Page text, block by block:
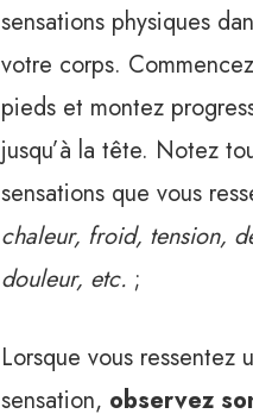
sensations physiques
votre corps.
pieds et montez
jusqu’à la tête. Notez
sensations que vous
chaleur, froid, tension,
douleur, etc. ;
Lorsque vous ressentez
sensation, observez